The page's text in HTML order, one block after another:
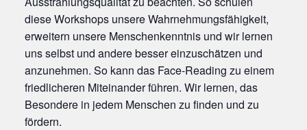
diese Workshops unsere Wahrnehmungsfähigkeit,
erweitern unsere Menschenkenntnis und wir lernen
uns selbst und andere besser einzuschätzen und
anzunehmen. So kann das Face-Reading zu einem
friedlicheren Miteinander führen. Wir lernen, das
Besondere in jedem Menschen zu finden und zu
fördern.